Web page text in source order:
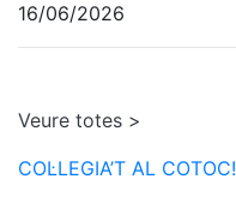
16/06/2026
Veure totes >
COL·LEGIA’T AL COTOC!